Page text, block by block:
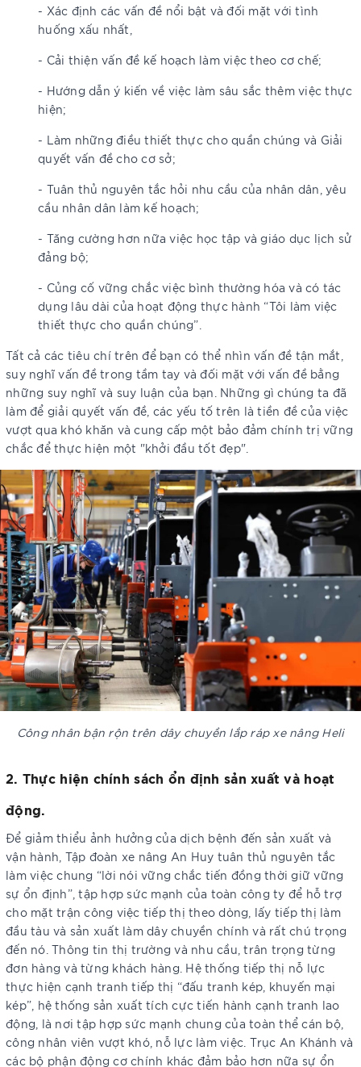
- Xác định các vấn đề nổi bật và đối mặt với tình
huống xấu nhất,
- Cải thiện vấn đề kế hoạch làm việc theo cơ chế;
- Hướng dẫn ý kiến ​​về việc làm sâu sắc thêm việc thực
hiện;
- Làm những điều thiết thực cho quần chúng và Giải
quyết vấn đề cho cơ sở;
- Tuân thủ nguyên tắc hỏi nhu cầu của nhân dân, yêu
cầu nhân dân làm kế hoạch;
- Tăng cường hơn nữa việc học tập và giáo dục lịch sử
đảng bộ;
- Củng cố vững chắc việc bình thường hóa và có tác
dụng lâu dài của hoạt động thực hành “Tôi làm việc
thiết thực cho quần chúng”.
Tất cả các tiêu chí trên để bạn có thể nhìn vấn đề tận mắt,
suy nghĩ vấn đề trong tầm tay và đối mặt với vấn đề bằng
những suy nghĩ và suy luận của bạn. Những gì chúng ta đã
làm để giải quyết vấn đề, các yếu tố trên là tiền đề của việc
vượt qua khó khăn và cung cấp một bảo đảm chính trị vững
chắc để thực hiện một "khởi đầu tốt đẹp".
Công nhân bận rộn trên dây chuyền lắp ráp xe nâng Heli
2. Thực hiện chính sách ổn định sản xuất và hoạt
động.
Để giảm thiểu ảnh hưởng của dịch bệnh đến sản xuất và
vận hành, Tập đoàn xe nâng An Huy tuân thủ nguyên tắc
làm việc chung “lời nói vững chắc tiến đồng thời giữ vững
sự ổn định”, tập hợp sức mạnh của toàn công ty để hỗ trợ
cho mặt trận công việc tiếp thị theo dòng, lấy tiếp thị làm
đầu tàu và sản xuất làm dây chuyền chính và rất chú trọng
đến nó. Thông tin thị trường và nhu cầu, trân trọng từng
đơn hàng và từng khách hàng. Hệ thống tiếp thị nỗ lực
thực hiện cạnh tranh tiếp thị “đấu tranh kép, khuyến mại
kép”, hệ thống sản xuất tích cực tiến hành cạnh tranh lao
động, là nơi tập hợp sức mạnh chung của toàn thể cán bộ,
công nhân viên vượt khó, nỗ lực làm việc. Trục An Khánh và
các bộ phận động cơ chính khác đảm bảo hơn nữa sự ổn